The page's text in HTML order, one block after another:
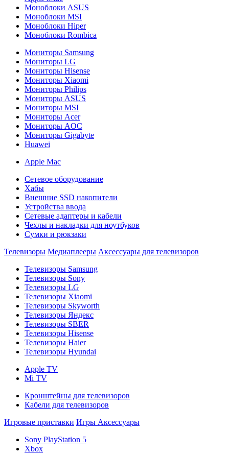
Моноблоки ASUS
Моноблоки MSI
Моноблоки Hiper
Моноблоки Rombica
Мониторы Samsung
Мониторы LG
Мониторы Hisense
Мониторы Xiaomi
Мониторы Philips
Мониторы ASUS
Мониторы MSI
Мониторы Acer
Мониторы AOC
Мониторы Gigabyte
Huawei
Apple Mac
Сетевое оборудование
Хабы
Внешние SSD накопители
Устройства ввода
Сетевые адаптеры и кабели
Чехлы и накладки для ноутбуков
Сумки и рюкзаки
Телевизоры Медиаплееры Аксессуары для телевизоров
Телевизоры Samsung
Телевизоры Sony
Телевизоры LG
Телевизоры Xiaomi
Телевизоры Skyworth
Телевизоры Яндекс
Телевизоры SBER
Телевизоры Hisense
Телевизоры Haier
Телевизоры Hyundai
Apple TV
Mi TV
Кронштейны для телевизоров
Кабели для телевизоров
Игровые приставки Игры Аксессуары
Sony PlayStation 5
Xbox